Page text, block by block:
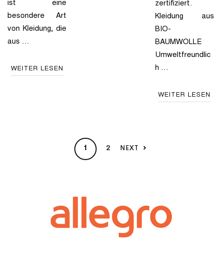
zertifiziert.
Kleidung aus
BIO-
BAUMWOLLE
Umweltfreundlic
h …
WEITER LESEN
ist eine
besondere Art
von Kleidung, die
aus …
WEITER LESEN
1 2 NEXT